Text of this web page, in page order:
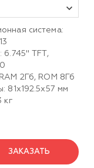
система:
6.745" TFT,
2Гб, ROM 8Гб
81х192.5х57 мм
кг
ЗАКАЗАТЬ